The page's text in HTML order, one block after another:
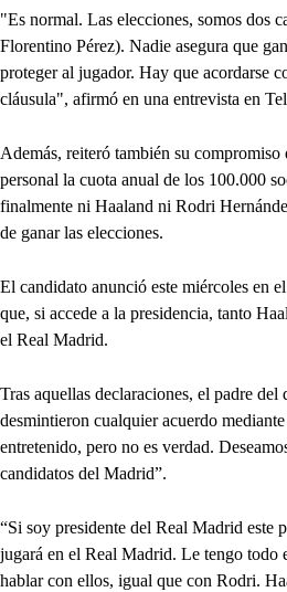
"Es normal. Las elecciones, somos dos
Florentino Pérez). Nadie asegura que
proteger al jugador. Hay que acordarse
cláusula", afirmó en una entrevista en
Además, reiteró también su
personal la cuota anual de los 100.000
finalmente ni Haaland ni Rodri
de ganar las elecciones.
El candidato anunció este miércoles en
que, si accede a la presidencia, tanto
el Real Madrid.
Tras aquellas declaraciones, el padre
desmintieron cualquier acuerdo
entretenido, pero no es verdad.
candidatos del Madrid”.
“Si soy presidente del Real Madrid este
jugará en el Real Madrid. Le tengo todo
hablar con ellos, igual que con Rodri.